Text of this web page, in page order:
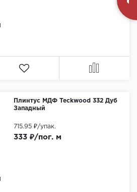
Плинтус МДФ Teckwood 332 Дуб
Западный
333 ₽/пог. м
715.95 ₽/упак.